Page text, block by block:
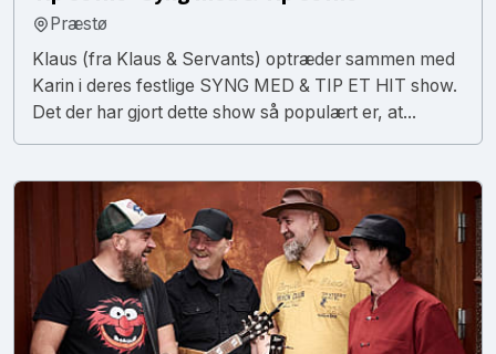
Præstø
Klaus (fra Klaus & Servants) optræder sammen med
Karin i deres festlige SYNG MED & TIP ET HIT show.
Det der har gjort dette show så populært er, at...